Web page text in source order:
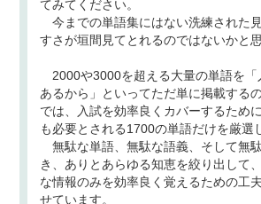
てみてください。
今までの単語集にはない洗練された
すさが垣間見てとれるのではないかと思
2000や3000を超える大量の単語を「
あるから」といってただ単に掲載する
では、入試を効率良くカバーするため
も必要とされる1700の単語だけを厳選
無駄な単語、無駄な語義、そして無
き、ありとあらゆる知恵を絞り出して
な情報のみを効率良く覚えるための工
せています。